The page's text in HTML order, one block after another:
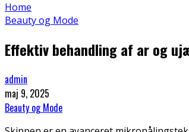
Home
Beauty og Mode
Effektiv behandling af ar og
admin
maj 9, 2025
Beauty og Mode